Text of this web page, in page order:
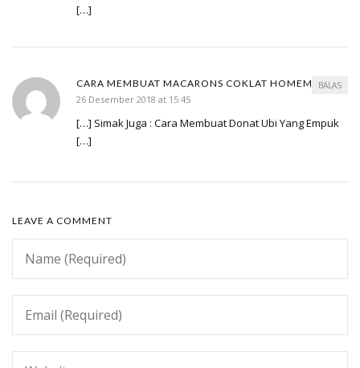
[…]
CARA MEMBUAT MACARONS COKLAT HOMEMADE
26 Desember 2018 at 15:45
[…] Simak Juga : Cara Membuat Donat Ubi Yang Empuk
[…]
BALAS
LEAVE A COMMENT